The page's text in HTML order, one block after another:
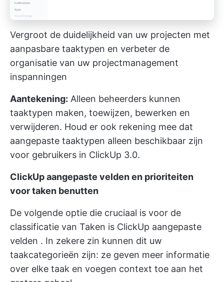
Vergroot de duidelijkheid van uw projecten met
aanpasbare taaktypen en verbeter de
organisatie van uw projectmanagement
inspanningen
Aantekening: Alleen beheerders kunnen
taaktypen maken, toewijzen, bewerken en
verwijderen. Houd er ook rekening mee dat
aangepaste taaktypen alleen beschikbaar zijn
voor gebruikers in ClickUp 3.0.
ClickUp aangepaste velden en prioriteiten
voor taken benutten
De volgende optie die cruciaal is voor de
classificatie van Taken is ClickUp aangepaste
velden . In zekere zin kunnen dit uw
taakcategorieën zijn: ze geven meer informatie
over elke taak en voegen context toe aan het